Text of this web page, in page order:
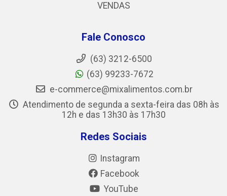
VENDAS
Fale Conosco
(63) 3212-6500
(63) 99233-7672
e-commerce@mixalimentos.com.br
Atendimento de segunda a sexta-feira das 08h às
12h e das 13h30 às 17h30
Redes Sociais
Instagram
Facebook
YouTube